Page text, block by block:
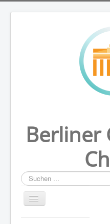
Berliner
Suchen
...